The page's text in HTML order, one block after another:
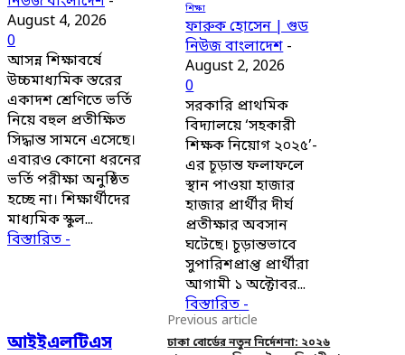
August 4, 2026
0
আসন্ন শিক্ষাবর্ষে
উচ্চমাধ্যমিক স্তরের
একাদশ শ্রেণিতে ভর্তি
নিয়ে বহুল প্রতীক্ষিত
সিদ্ধান্ত সামনে এসেছে।
এবারও কোনো ধরনের
ভর্তি পরীক্ষা অনুষ্ঠিত
হচ্ছে না। শিক্ষার্থীদের
মাধ্যমিক স্কুল...
বিস্তারিত -
শিক্ষা
ফারুক হোসেন | গুড
নিউজ বাংলাদেশ -
August 2, 2026
0
সরকারি প্রাথমিক
বিদ্যালয়ে ‘সহকারী
শিক্ষক নিয়োগ ২০২৫’-
এর চূড়ান্ত ফলাফলে
স্থান পাওয়া হাজার
হাজার প্রার্থীর দীর্ঘ
প্রতীক্ষার অবসান
ঘটেছে। চূড়ান্তভাবে
সুপারিশপ্রাপ্ত প্রার্থীরা
আগামী ১ অক্টোবর...
বিস্তারিত -
আইইএলটিএস
Previous article
ঢাকা বোর্ডের নতুন নির্দেশনা: ২০২৬